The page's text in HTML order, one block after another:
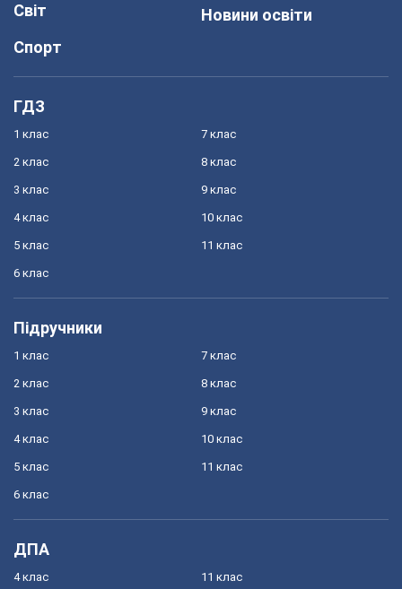
Світ
Спорт
Новини освіти
ГДЗ
1 клас
2 клас
3 клас
4 клас
5 клас
6 клас
7 клас
8 клас
9 клас
10 клас
11 клас
Підручники
1 клас
2 клас
3 клас
4 клас
5 клас
6 клас
7 клас
8 клас
9 клас
10 клас
11 клас
ДПА
4 клас 11 клас